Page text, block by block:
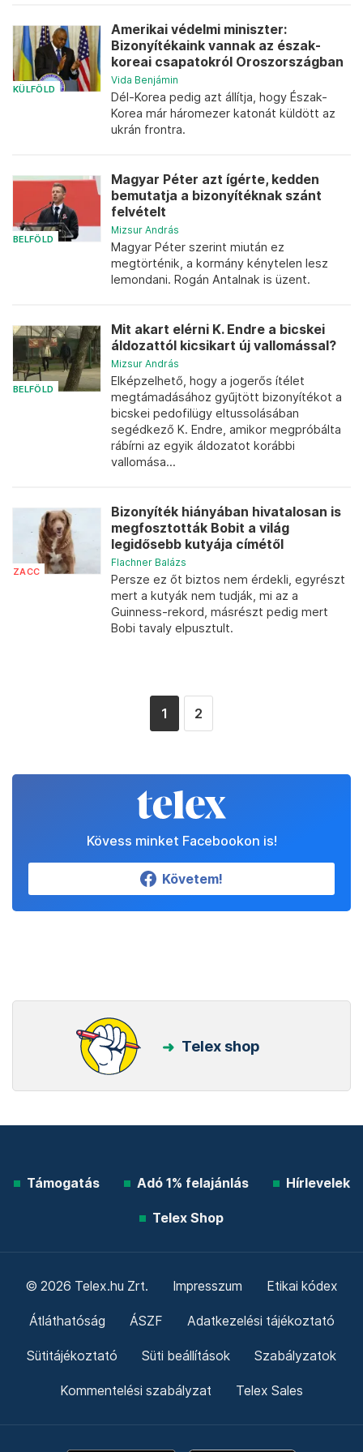
KÜLFÖLD
Amerikai védelmi miniszter:
Bizonyítékaink vannak az észak-
koreai csapatokról Oroszországban
Vida Benjámin
Dél-Korea pedig azt állítja, hogy Észak-
Korea már háromezer katonát küldött az
ukrán frontra.
BELFÖLD
Magyar Péter azt ígérte, kedden
bemutatja a bizonyítéknak szánt
felvételt
Mizsur András
Magyar Péter szerint miután ez
megtörténik, a kormány kénytelen lesz
lemondani. Rogán Antalnak is üzent.
BELFÖLD
Mit akart elérni K. Endre a bicskei
áldozattól kicsikart új vallomással?
Mizsur András
Elképzelhető, hogy a jogerős ítélet
megtámadásához gyűjtött bizonyítékot a
bicskei pedofilügy eltussolásában
segédkező K. Endre, amikor megpróbálta
rábírni az egyik áldozatot korábbi
vallomása...
ZACC
Bizonyíték hiányában hivatalosan is
megfosztották Bobit a világ
legidősebb kutyája címétől
Flachner Balázs
Persze ez őt biztos nem érdekli, egyrészt
mert a kutyák nem tudják, mi az a
Guinness-rekord, másrészt pedig mert
Bobi tavaly elpusztult.
1 2
Kövess minket Facebookon is!
Követem!
Telex shop
Támogatás Adó 1% felajánlás Hírlevelek
Telex Shop
© 2026 Telex.hu Zrt. Impresszum Etikai kódex
Átláthatóság ÁSZF Adatkezelési tájékoztató
Sütitájékoztató Süti beállítások Szabályzatok
Kommentelési szabályzat Telex Sales